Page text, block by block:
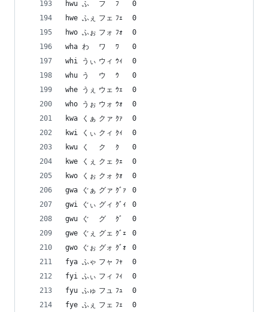
hwu	ふ	フ	ﾌ	0
hwe	ふぇ	フェ	ﾌｪ	0
hwo	ふぉ	フォ	ﾌｫ	0
wha	わ	ワ	ﾜ	0
whi	うぃ	ウィ	ｳｨ	0
whu	う	ウ	ｳ	0
whe	うぇ	ウェ	ｳｪ	0
who	うぉ	ウォ	ｳｫ	0
kwa	くぁ	クァ	ｸｧ	0
kwi	くぃ	クィ	ｸｨ	0
kwu	く	ク	ｸ	0
kwe	くぇ	クェ	ｸｪ	0
kwo	くぉ	クォ	ｸｫ	0
gwa	ぐぁ	グァ	ｸﾞｧ	0
gwi	ぐぃ	グィ	ｸﾞｨ	0
gwu	ぐ	グ	ｸﾞ	0
gwe	ぐぇ	グェ	ｸﾞｪ	0
gwo	ぐぉ	グォ	ｸﾞｫ	0
fya	ふゃ	フャ	ﾌｬ	0
fyi	ふぃ	フィ	ﾌｨ	0
fyu	ふゅ	フュ	ﾌｭ	0
fye	ふぇ	フェ	ﾌｪ	0